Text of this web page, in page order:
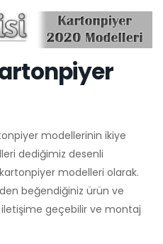
modellerinin ikiye
dediğimiz desenli
modelleri olarak.
beğendiğiniz ürün ve
geçebilir ve montaj